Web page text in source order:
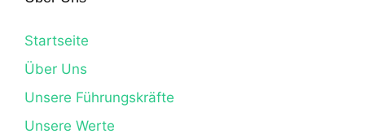
Startseite
Über Uns
Unsere Führungskräfte
Unsere Werte